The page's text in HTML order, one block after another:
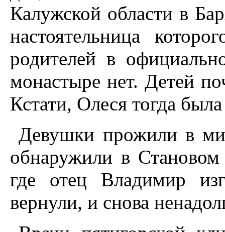
Калужской области в
настоятельница
родителей в
монастыре нет. Детей
Кстати, Олеся тогда
Девушки прожили в
обнаружили в
где отец Владимир
вернули, и снова